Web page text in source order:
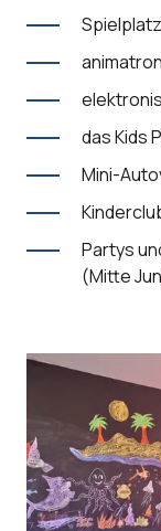
Spielplatz
das Kids
Mini-
Partys
(Mitte